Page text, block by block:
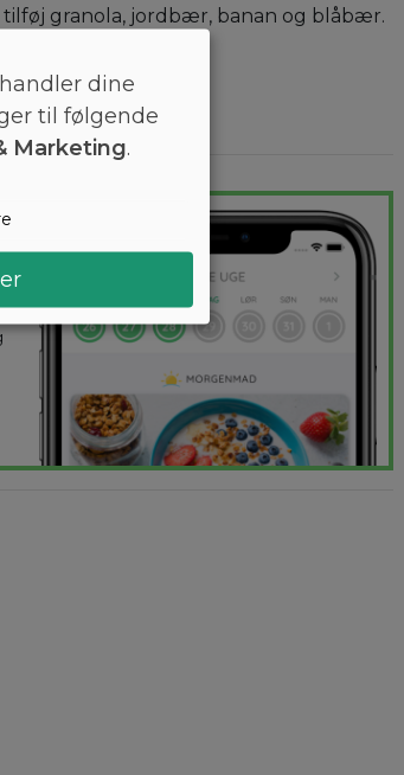
tilføj granola, jordbær, banan og blåbær.
dine
til følgende
Marketing.